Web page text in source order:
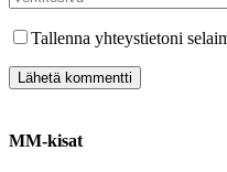
Tallenna yhteystietoni
MM-kisat